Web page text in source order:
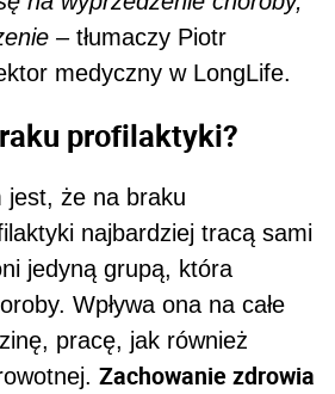
–tłumaczy Piotr
medyczny w LongLife.
profilaktyki?
jest, że na braku
najbardziej tracą sami
jedyną grupą, która
Wpływa ona na całe
pracę, jak również
Zachowanie zdrowia